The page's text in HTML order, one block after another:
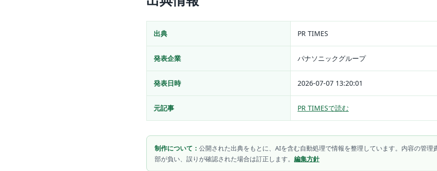
出典 PR TIMES
発表企業 パナソニックグループ
発表日時 2026-07-07 13:20:01
元記事 PR TIMESで読む
制作について： 公開された出典をもとに、AIを含む自動処理で情報を整理しています。内容の管理
部が負い、誤りが確認された場合は訂正します。 編集方針